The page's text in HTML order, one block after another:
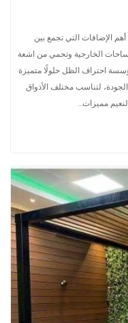
الإضافات التي تجمع بين
الخارجية وتحمي من اشعة
احتراف الظل حلولًا متميزة
لتناسب مختلف الأذواق
مميزات…